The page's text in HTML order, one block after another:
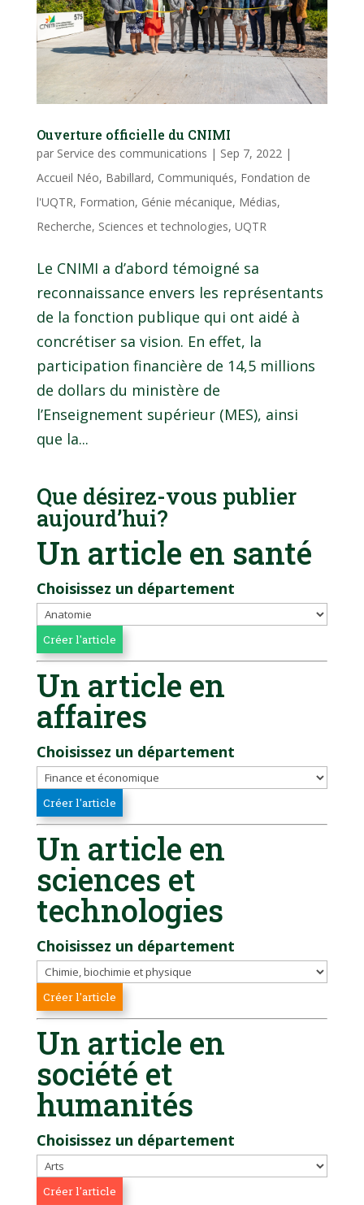
Ouverture officielle du CNIMI
par Service des communications | Sep 7, 2022|
Accueil Néo, Babillard, Communiqués, Fondation de
l'UQTR, Formation, Génie mécanique, Médias,
Recherche, Sciences et technologies, UQTR
Le CNIMI a d’abord témoigné sa
reconnaissance envers les représentants
de la fonction publique qui ont aidé à
concrétiser sa vision. En effet, la
participation financière de 14,5 millions
de dollars du ministère de
l’Enseignement supérieur (MES), ainsi
que la...
Que désirez-vous publier
aujourd’hui?
Un article en santé
Choisissez un département
Un article en
affaires
Choisissez un département
Un article en
sciences et
technologies
Choisissez un département
Un article en
société et
humanités
Choisissez un département